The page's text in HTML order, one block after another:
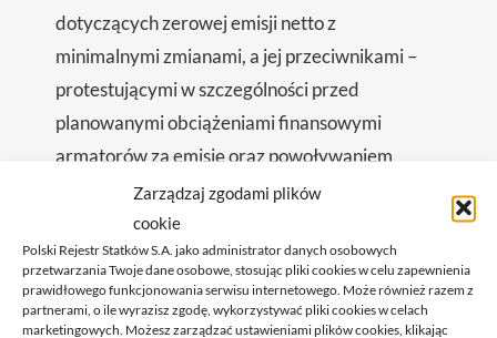
Zarządzaj zgodami plików
cookie
Polski Rejestr Statków S.A. jako administrator danych osobowych
przetwarzania Twoje dane osobowe, stosując pliki cookies w celu zapewnienia
prawidłowego funkcjonowania serwisu internetowego. Może również razem z
partnerami, o ile wyrazisz zgodę, wykorzystywać pliki cookies w celach
marketingowych. Możesz zarządzać ustawieniami plików cookies, klikając
dotyczących zerowej emisji netto z
minimalnymi zmianami, a jej przeciwnikami –
protestującymi w szczególności przed
planowanymi obciążeniami finansowymi
armatorów za emisję oraz powoływaniem
globalnego Funduszu NZF IMO, którego
zadaniem miałoby być gromadzenie,
zarządzanie i wypłacanie zebranych
przychodów z opłat za emisję gazów
cieplarnianych z międzynarodowej żeglugi.